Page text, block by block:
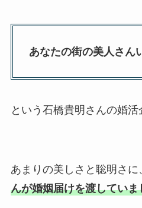
あなたの街の美人さん
という石橋貴明さんの婚活
あまりの美しさと聡明さに
んが婚姻届けを渡していま